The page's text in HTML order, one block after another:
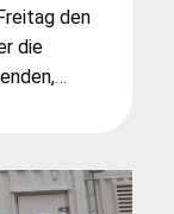
den
die
…